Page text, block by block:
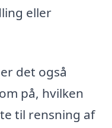
eller
det også
på, hvilken
til rensning af